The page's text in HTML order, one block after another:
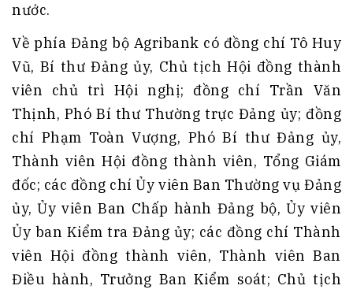
nước.
Về phía Đảng bộ Agribank có đồng chí Tô Huy
Vũ, Bí thư Đảng ủy, Chủ tịch Hội đồng thành
viên chủ trì Hội nghị; đồng chí Trần Văn
Thịnh, Phó Bí thư Thường trực Đảng ủy; đồng
chí Phạm Toàn Vượng, Phó Bí thư Đảng ủy,
Thành viên Hội đồng thành viên, Tổng Giám
đốc; các đồng chí Ủy viên Ban Thường vụ Đảng
ủy, Ủy viên Ban Chấp hành Đảng bộ, Ủy viên
Ủy ban Kiểm tra Đảng ủy; các đồng chí Thành
viên Hội đồng thành viên, Thành viên Ban
Điều hành, Trưởng Ban Kiểm soát; Chủ tịch